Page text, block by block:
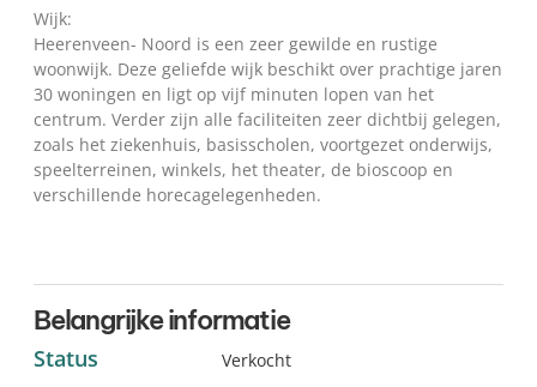
Wijk:
Heerenveen- Noord is een zeer gewilde en rustige
woonwijk. Deze geliefde wijk beschikt over prachtige jaren
30 woningen en ligt op vijf minuten lopen van het
centrum. Verder zijn alle faciliteiten zeer dichtbij gelegen,
zoals het ziekenhuis, basisscholen, voortgezet onderwijs,
speelterreinen, winkels, het theater, de bioscoop en
verschillende horecagelegenheden.
Belangrijke informatie
Status Verkocht